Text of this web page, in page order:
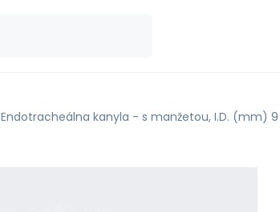
Endotracheálna kanyla - s manžetou, I.D. (mm)